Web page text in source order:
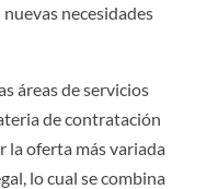
necesidades
áreas de servicios
de contratación
la oferta más variada
lo cual se combina